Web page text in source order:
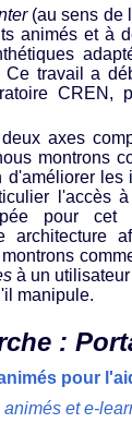
(au sens de
animés et à
travail a
CREN,
axes
montrons
l'accès
pour
architecture
à un
manipule.
:
pour
et e-